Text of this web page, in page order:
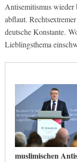
Antisemitismus
abflaut.
deutsche Konstante.
Lieblingsthema
muslimischen